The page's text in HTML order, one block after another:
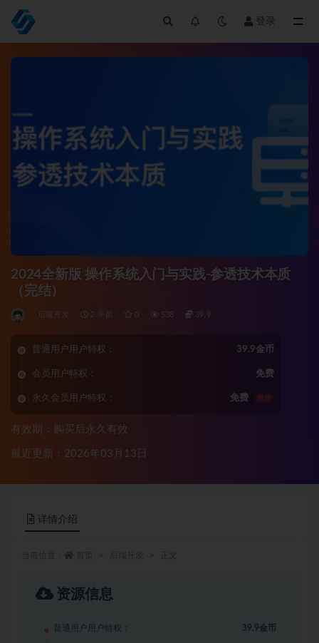
登录
2024全新版 操作系统入门与实践-参透技术本质
（完结）
后端开发 2 年前 0 538 39.9
普通用户用户特权： 39.9金币
会员用户特权： 免费
永久会员用户特权： 免费 推荐
有效期：购买后永久有效
最近更新：2026年03月13日
详情介绍
资源信息
普通用户用户特权： 39.9金币